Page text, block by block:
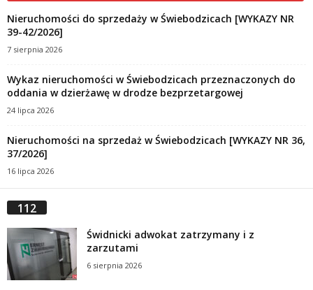
Nieruchomości do sprzedaży w Świebodzicach [WYKAZY NR
39-42/2026]
7 sierpnia 2026
Wykaz nieruchomości w Świebodzicach przeznaczonych do
oddania w dzierżawę w drodze bezprzetargowej
24 lipca 2026
Nieruchomości na sprzedaż w Świebodzicach [WYKAZY NR 36,
37/2026]
16 lipca 2026
112
Świdnicki adwokat zatrzymany i z
zarzutami
6 sierpnia 2026